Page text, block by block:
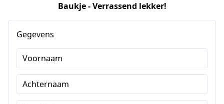
Baukje - Verrassend lekker!
Gegevens
Voornaam
Achternaam